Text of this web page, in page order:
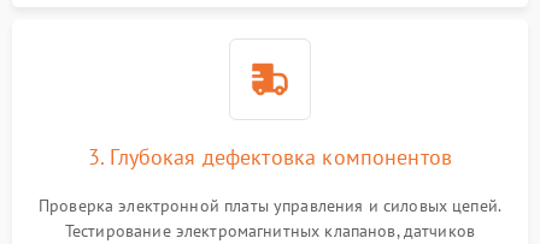
3. Глубокая дефектовка компонентов
Проверка электронной платы управления и силовых цепей.
Тестирование электромагнитных клапанов, датчиков